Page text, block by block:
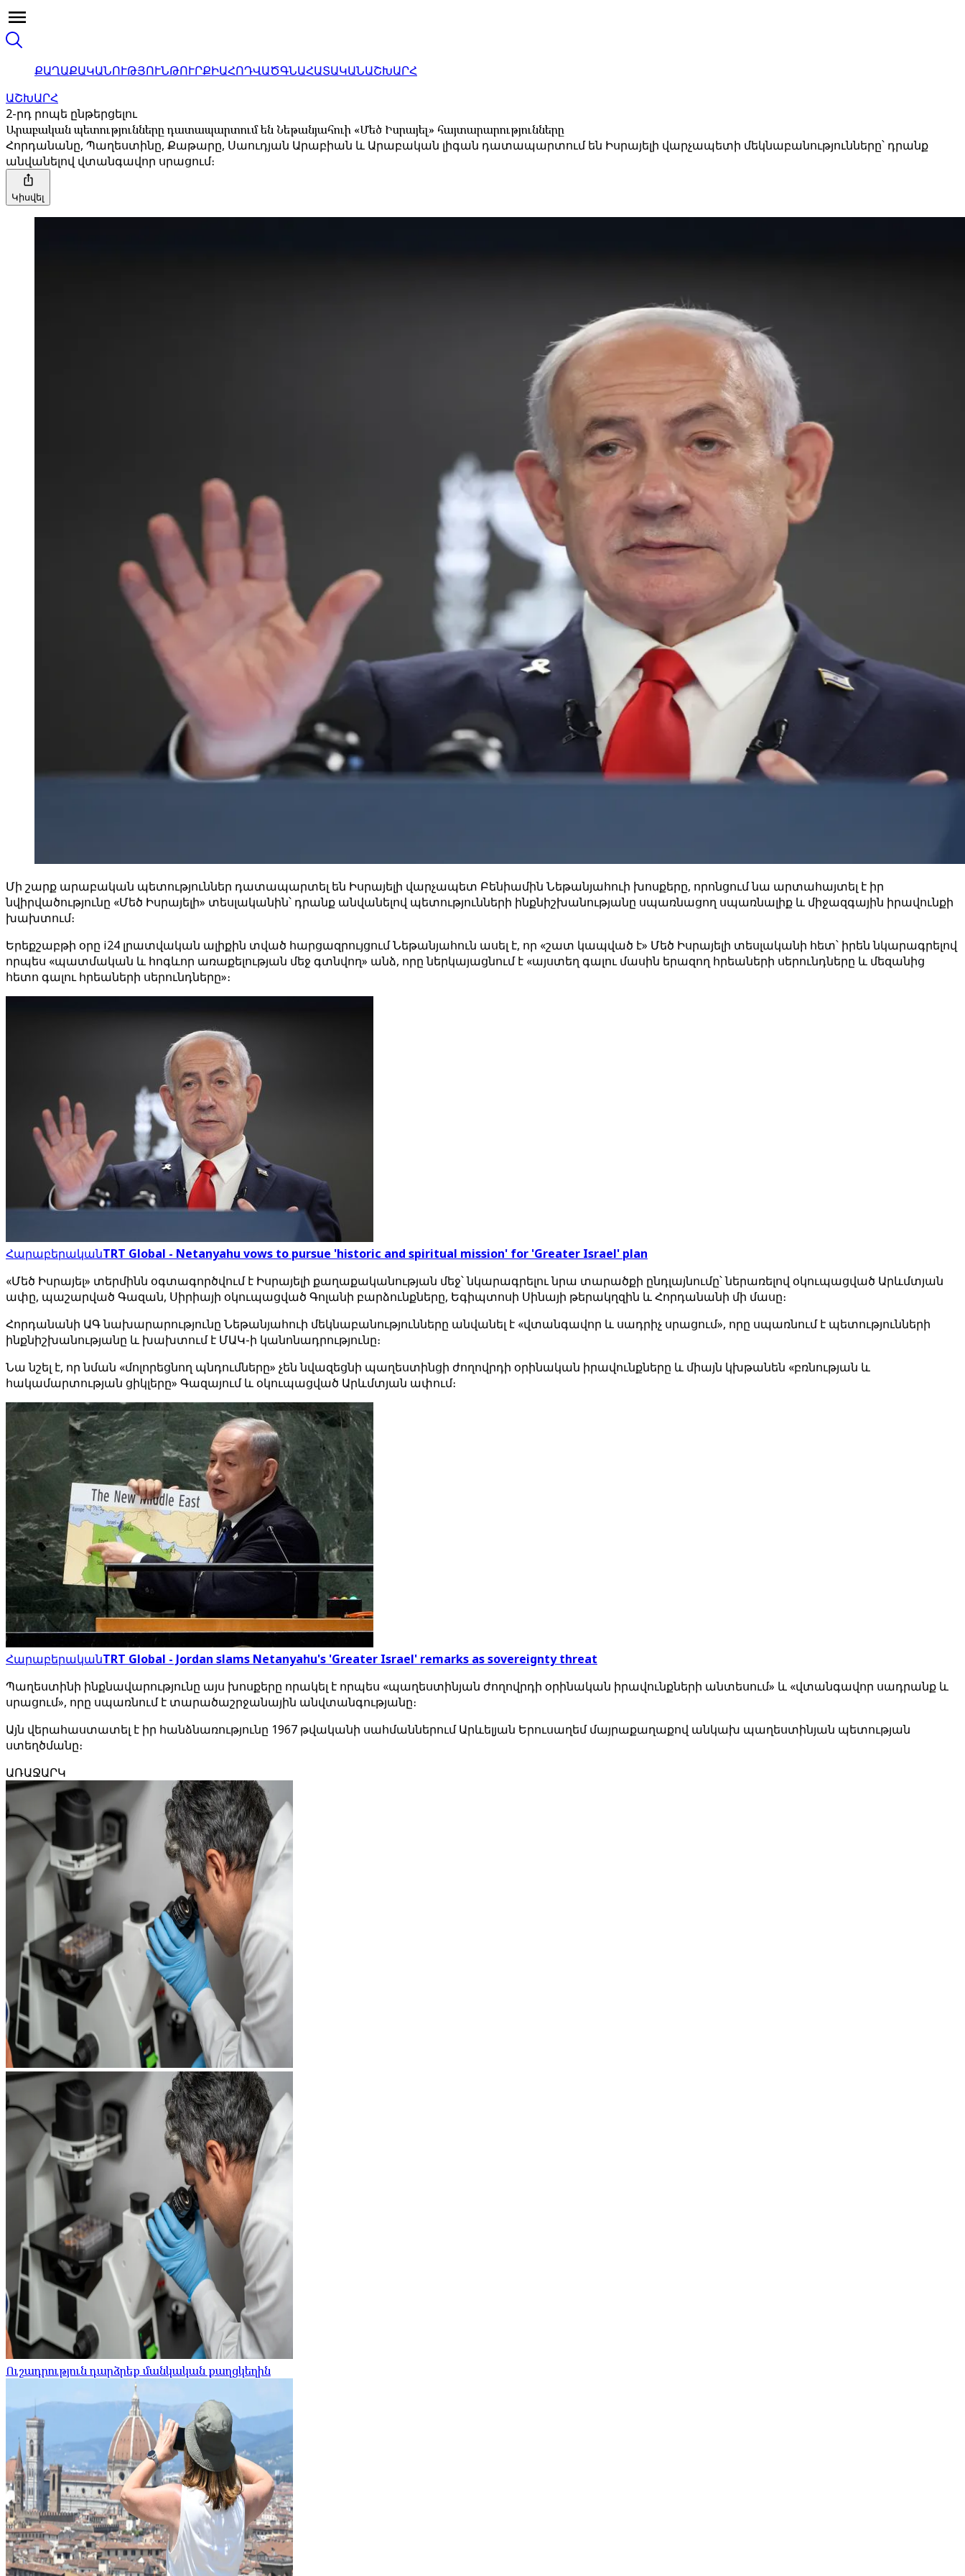
ՔԱՂԱՔԱԿԱՆՈՒԹՅՈՒՆԹՈՒՐՔԻԱՀՈԴՎԱԾԳՆԱՀԱՏԱԿԱՆԱՇԽԱՐՀ
ԱՇԽԱՐՀ
2-րդ րոպե ընթերցելու
Արաբական պետությունները դատապարտում են Նեթանյահուի «Մեծ Իսրայել» հայտարարությունները
Հորդանանը, Պաղեստինը, Քաթարը, Սաուդյան Արաբիան և Արաբական լիգան դատապարտում են Իսրայելի վարչապետի մեկնաբանությունները՝ դրանք
անվանելով վտանգավոր սրացում։
Կիսվել
Մի շարք արաբական պետություններ դատապարտել են Իսրայելի վարչապետ Բենիամին Նեթանյահուի խոսքերը, որոնցում նա արտահայտել է իր
նվիրվածությունը «Մեծ Իսրայելի» տեսլականին՝ դրանք անվանելով պետությունների ինքնիշխանությանը սպառնացող սպառնալիք և միջազգային իրավունքի
խախտում։
Երեքշաբթի օրը i24 լրատվական ալիքին տված հարցազրույցում Նեթանյահուն ասել է, որ «շատ կապված է» Մեծ Իսրայելի տեսլականի հետ՝ իրեն նկարագրելով
որպես «պատմական և հոգևոր առաքելության մեջ գտնվող» անձ, որը ներկայացնում է «այստեղ գալու մասին երազող հրեաների սերունդները և մեզանից
հետո գալու հրեաների սերունդները»։
ՀարաբերականTRT Global - Netanyahu vows to pursue 'historic and spiritual mission' for 'Greater Israel' plan
«Մեծ Իսրայել» տերմինն օգտագործվում է Իսրայելի քաղաքականության մեջ՝ նկարագրելու նրա տարածքի ընդլայնումը՝ ներառելով օկուպացված Արևմտյան
ափը, պաշարված Գազան, Սիրիայի օկուպացված Գոլանի բարձունքները, Եգիպտոսի Սինայի թերակղզին և Հորդանանի մի մասը։
Հորդանանի ԱԳ նախարարությունը Նեթանյահուի մեկնաբանությունները անվանել է «վտանգավոր և սադրիչ սրացում», որը սպառնում է պետությունների
ինքնիշխանությանը և խախտում է ՄԱԿ-ի կանոնադրությունը։
Նա նշել է, որ նման «մոլորեցնող պնդումները» չեն նվազեցնի պաղեստինցի ժողովրդի օրինական իրավունքները և միայն կխթանեն «բռնության և
հակամարտության ցիկլերը» Գազայում և օկուպացված Արևմտյան ափում։
ՀարաբերականTRT Global - Jordan slams Netanyahu's 'Greater Israel' remarks as sovereignty threat
Պաղեստինի ինքնավարությունը այս խոսքերը որակել է որպես «պաղեստինյան ժողովրդի օրինական իրավունքների անտեսում» և «վտանգավոր սադրանք և
սրացում», որը սպառնում է տարածաշրջանային անվտանգությանը։
Այն վերահաստատել է իր հանձնառությունը 1967 թվականի սահմաններում Արևելյան Երուսաղեմ մայրաքաղաքով անկախ պաղեստինյան պետության
ստեղծմանը։
ԱՌԱՋԱՐԿ
Ուշադրություն դարձրեք մանկական քաղցկեղին